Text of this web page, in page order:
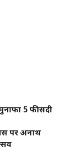
5 फीसदी
पर अनाथ